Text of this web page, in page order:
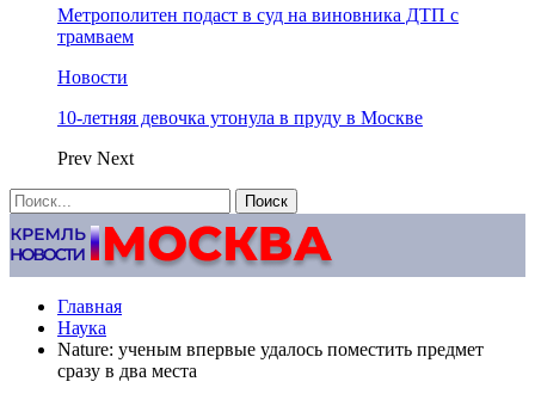
Метрополитен подаст в суд на виновника ДТП с
трамваем
Новости
10-летняя девочка утонула в пруду в Москве
Prev Next
Главная
Наука
Nature: ученым впервые удалось поместить предмет
сразу в два места